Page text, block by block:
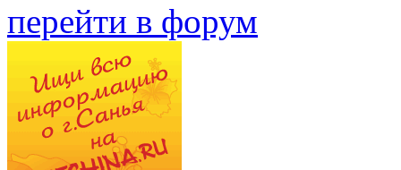
перейти в форум